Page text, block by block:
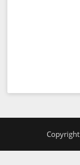
Copyright